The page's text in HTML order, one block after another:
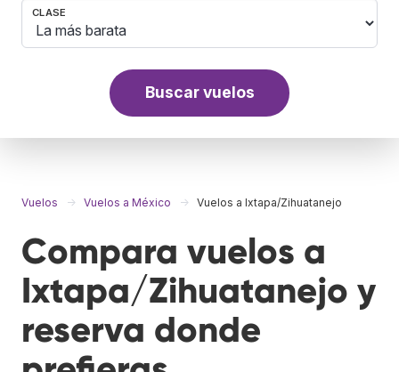
CLASE
Buscar vuelos
Vuelos Vuelos a México Vuelos a Ixtapa/Zihuatanejo
Compara vuelos a
Ixtapa/Zihuatanejo y
reserva donde